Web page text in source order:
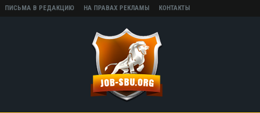
ПИСЬМА В РЕДАКЦИЮ НА ПРАВАХ РЕКЛАМЫ КОНТАКТЫ